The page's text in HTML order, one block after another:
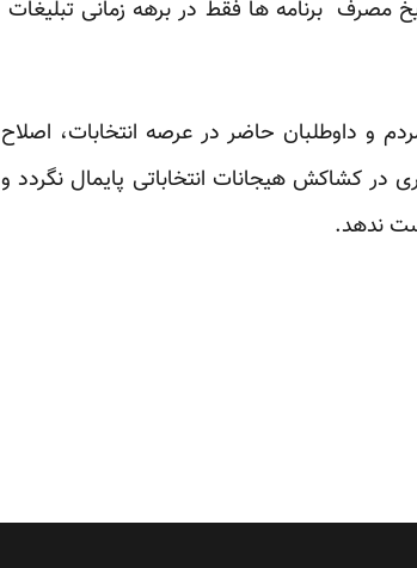
مصرف برنامه ها فقط در برهه زمانی تبلیغات
و داوطلبان حاضر در عرصه انتخابات، اصلاح
در کشاکش هیجانات انتخاباتی پایمال نگردد و
ندهد.